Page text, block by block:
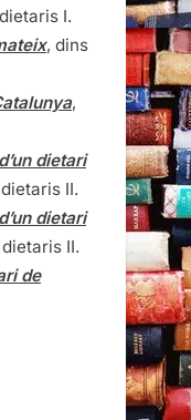
I.
, dins
,
dietari
II.
dietari
II.
de